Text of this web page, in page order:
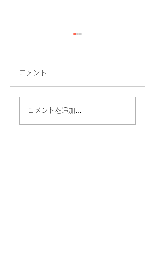
コメント
コメントを追加…